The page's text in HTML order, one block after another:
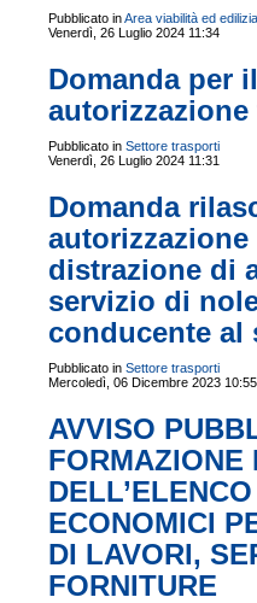
Pubblicato inArea viabilità ed edilizia
Venerdì, 26 Luglio 2024 11:34
Domanda per
Pubblicato in Settore trasporti
Venerdì, 26 Luglio 2024 11:31
Domanda
autorizzazione
distrazione di
servizio di
conducente al
Pubblicato in Settore trasporti
Mercoledì, 06 Dicembre 2023 10:55
AVVISO
FORMAZIONE
ECONOMICI
DI LAVORI,
FORNITURE